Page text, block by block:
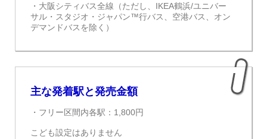
・大阪シティバス全線（ただし、IKEA鶴浜/ユニバー
サル・スタジオ・ジャパン™行バス、空港バス、オン
デマンドバスを除く）
主な発着駅と発売金額
・フリー区間内各駅：1,800円
こども設定はありません